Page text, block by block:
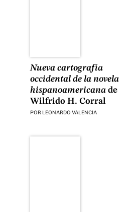
Nueva cartografía
occidental de la novela
hispanoamericanade
Wilfrido H. Corral
POR LEONARDO VALENCIA